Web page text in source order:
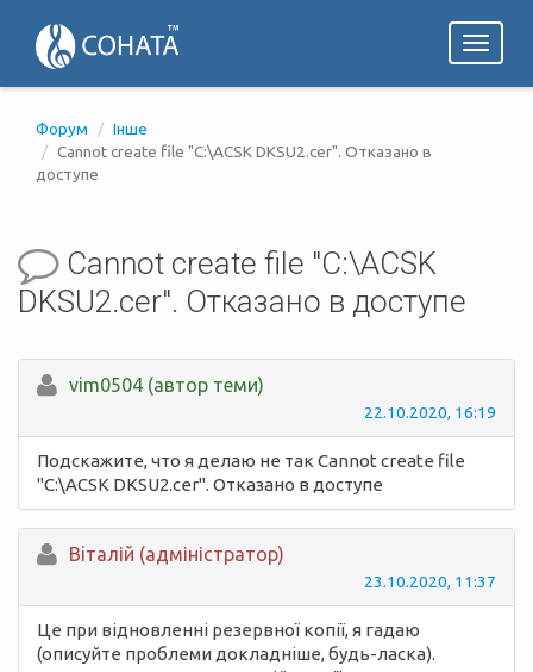
Toggle
Форум
Інше
Cannot create file "C:\ACSK DKSU2.cer". Отказано в
доступе
Cannot create file "C:\ACSK
DKSU2.cer". Отказано в доступе
vim0504 (автор теми)
22.10.2020, 16:19
Подскажите, что я делаю не так Cannot create file
"C:\ACSK DKSU2.cer". Отказано в доступе
Вiталій (адміністратор)
23.10.2020, 11:37
Це при відновленні резервної копії, я гадаю
(описуйте проблеми докладніше, будь-ласка).